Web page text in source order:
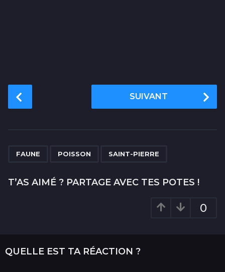
o
i
o
n
SUIVANT
FAUNE POISSON SAINT-PIERRE
T’AS AIMÉ ? PARTAGE AVEC TES POTES !
0
QUELLE EST TA RÉACTION ?